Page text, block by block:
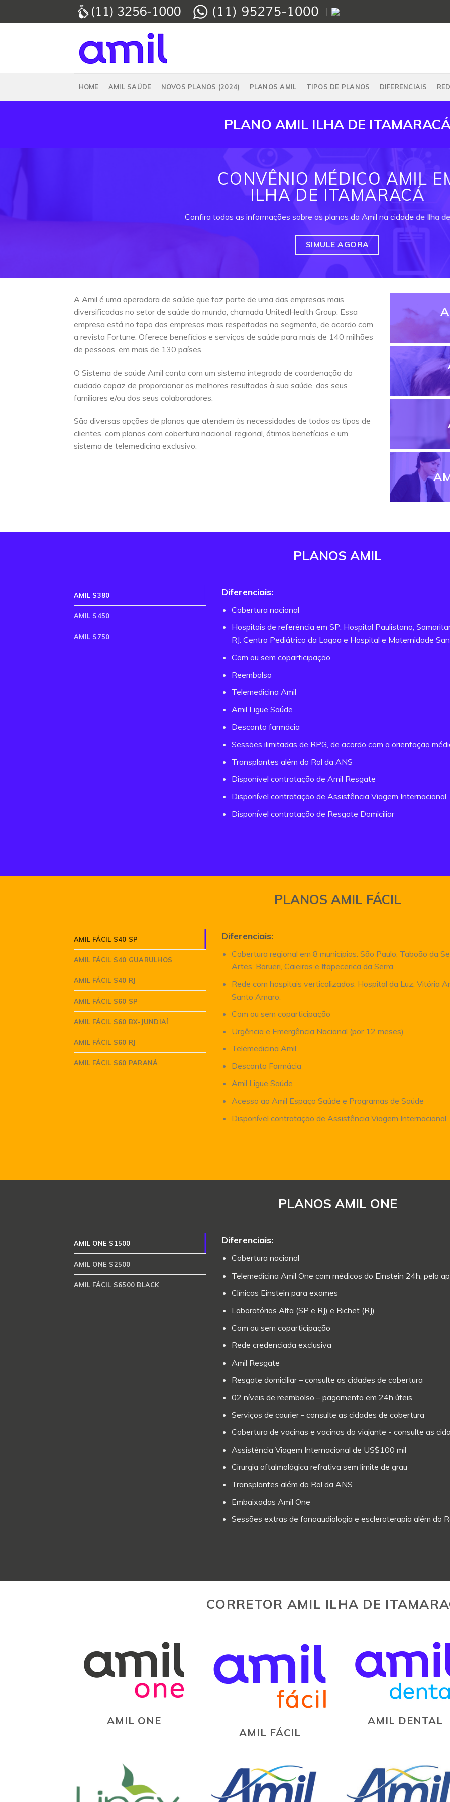
HOME AMIL SAÚDE NOVOS PLANOS (2024) PLANOS AMIL TIPOS DE PLANOS DIFERENCIAIS
PLANO AMIL ILHA DE
CONVÊNIO MÉDICO AMIL
ILHA DE ITAMARACÁ
Confira todas as informações sobre os planos da Amil na cidade de Ilha
SIMULE AGORA
A Amil é uma operadora de saúde que faz parte de uma das empresas mais
diversificadas no setor de saúde do mundo, chamada UnitedHealth Group. Essa
empresa está no topo das empresas mais respeitadas no segmento, de acordo com
a revista Fortune. Oferece benefícios e serviços de saúde para mais de 140 milhões
de pessoas, em mais de 130 países.
O Sistema de saúde Amil conta com um sistema integrado de coordenação do
cuidado capaz de proporcionar os melhores resultados à sua saúde, dos seus
familiares e/ou dos seus colaboradores.
São diversas opções de planos que atendem às necessidades de todos os tipos de
clientes, com planos com cobertura nacional, regional, ótimos benefícios e um
sistema de telemedicina exclusivo.
PLANOS AMIL
AMIL S380
AMIL S450
AMIL S750
Diferenciais:
Cobertura nacional
Hospitais de referência em SP: Hospital Paulistano,
RJ: Centro Pediátrico da Lagoa e Hospital e Maternidade
Com ou sem coparticipação
Reembolso
Telemedicina Amil
Amil Ligue Saúde
Desconto farmácia
Sessões ilimitadas de RPG, de acordo com a orientação
Transplantes além do Rol da ANS
Disponível contratação de Amil Resgate
Disponível contratação de Assistência Viagem Internacional
Disponível contratação de Resgate Domiciliar
PLANOS AMIL FÁCIL
AMIL FÁCIL S40 SP
AMIL FÁCIL S40 GUARULHOS
AMIL FÁCIL S40 RJ
AMIL FÁCIL S60 SP
AMIL FÁCIL S60 BX-JUNDIAÍ
AMIL FÁCIL S60 RJ
AMIL FÁCIL S60 PARANÁ
Diferenciais:
Cobertura regional em 8 municípios: São Paulo, Taboão da
Artes, Barueri, Caieiras e Itapecerica da Serra.
Rede com hospitais verticalizados: Hospital da Luz, Vitória
Santo Amaro.
Com ou sem coparticipação
Urgência e Emergência Nacional (por 12 meses)
Telemedicina Amil
Desconto Farmácia
Amil Ligue Saúde
Acesso ao Amil Espaço Saúde e Programas de Saúde
Disponível contratação de Assistência Viagem Internacional
PLANOS AMIL ONE
AMIL ONE S1500
AMIL ONE S2500
AMIL FÁCIL S6500 BLACK
Diferenciais:
Cobertura nacional
Telemedicina Amil One com médicos do Einstein 24h, pelo
Clínicas Einstein para exames
Laboratórios Alta (SP e RJ) e Richet (RJ)
Com ou sem coparticipação
Rede credenciada exclusiva
Amil Resgate
Resgate domiciliar – consulte as cidades de cobertura
02 níveis de reembolso – pagamento em 24h úteis
Serviços de courier - consulte as cidades de cobertura
Cobertura de vacinas e vacinas do viajante - consulte as
Assistência Viagem Internacional de US$100 mil
Cirurgia oftalmológica refrativa sem limite de grau
Transplantes além do Rol da ANS
Embaixadas Amil One
Sessões extras de fonoaudiologia e escleroterapia além do
CORRETOR AMIL ILHA DE
AMIL ONE
AMIL FÁCIL
AMIL DENTAL